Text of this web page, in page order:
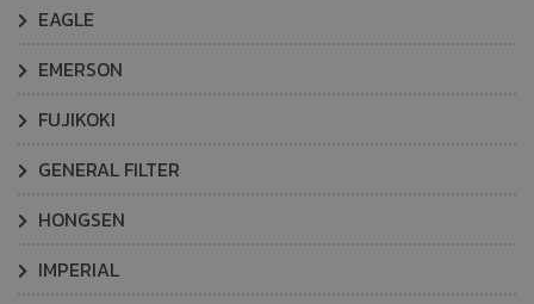
EAGLE
EMERSON
FUJIKOKI
GENERAL FILTER
HONGSEN
IMPERIAL